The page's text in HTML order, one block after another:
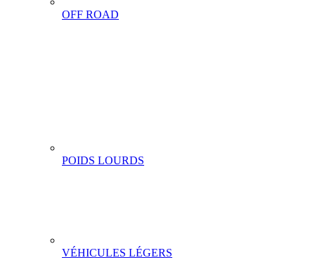
OFF ROAD
POIDS LOURDS
VÉHICULES LÉGERS